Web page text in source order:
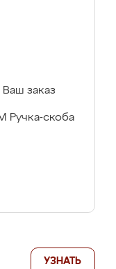
заказ
Ручка-скоба
УЗНАТЬ